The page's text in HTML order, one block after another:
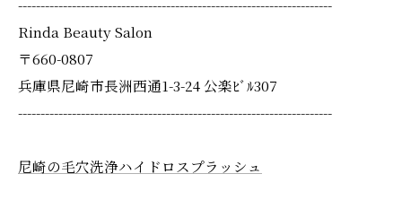
----------------------------------------------------------------------
Rinda Beauty Salon
〒660-0807
兵庫県尼崎市長洲西通1-3-24 公楽ﾋﾞﾙ307
----------------------------------------------------------------------
尼崎の毛穴洗浄ハイドロスプラッシュ